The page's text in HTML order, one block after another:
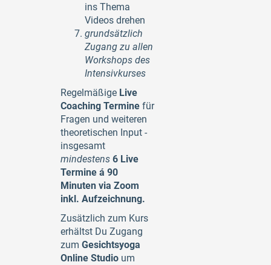
ins Thema
Videos drehen
grundsätzlich
Zugang zu allen
Workshops des
Intensivkurses
Regelmäßige Live
Coaching Termine für
Fragen und weiteren
theoretischen Input -
insgesamt
mindestens 6 Live
Termine á 90
Minuten via Zoom
inkl. Aufzeichnung.
Zusätzlich zum Kurs
erhältst Du Zugang
zum Gesichtsyoga
Online Studio um